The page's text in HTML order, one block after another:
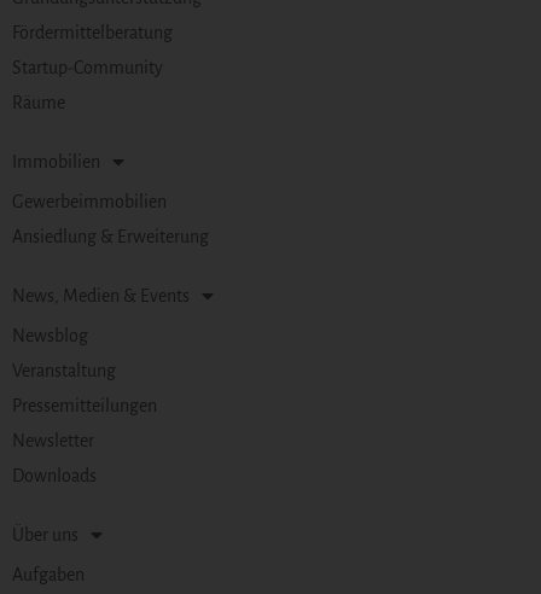
Fördermittelberatung
Startup-Community
Räume
Immobilien
Gewerbeimmobilien
Ansiedlung & Erweiterung
News, Medien & Events
Newsblog
Veranstaltung
Pressemitteilungen
Newsletter
Downloads
Über uns
Aufgaben